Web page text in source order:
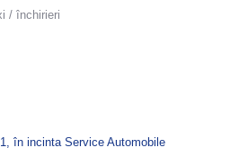
/ închirieri
în incinta Service Automobile